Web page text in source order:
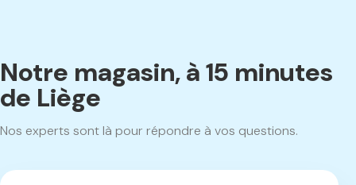
Notre magasin, à 15 minutes
de Liège
Nos experts sont là pour répondre à vos questions.